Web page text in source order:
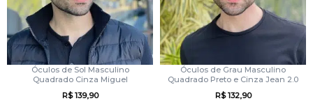
Óculos de Sol Masculino
Quadrado Cinza Miguel
R$139,90
Óculos de Grau Masculino
Quadrado Preto e Cinza Jean 2.0
R$132,90